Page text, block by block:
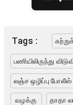
Tags :
பணியிலிருந்து
லஞ்ச ஒழிப்பு போலீஸ்
வழக்கு தாதா